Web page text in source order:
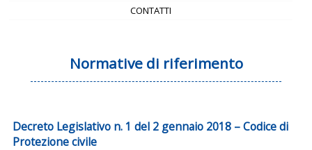
CONTATTI
Normative di riferimento
Decreto Legislativo n. 1 del 2 gennaio 2018 – Codice di
Protezione civile